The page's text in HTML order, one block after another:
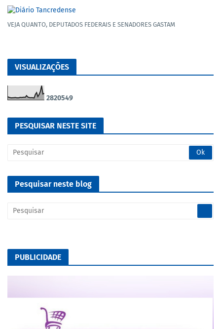
VEJA QUANTO, DEPUTADOS FEDERAIS E SENADORES GASTAM
VISUALIZAÇÕES
2820549
PESQUISAR NESTE SITE
Pesquisar neste blog
PUBLICIDADE